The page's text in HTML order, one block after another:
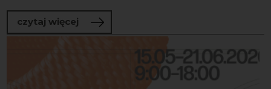
czytaj więcej o Spotkanie o wiklinie – Blanka Byrwa